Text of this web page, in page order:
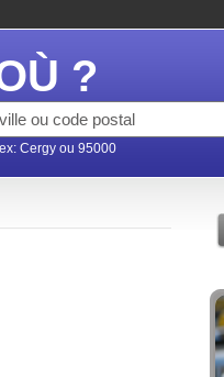
?
ex: Cergy ou 95000